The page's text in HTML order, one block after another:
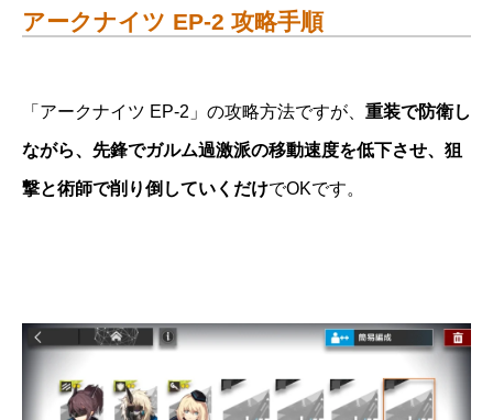
アークナイツ EP-2 攻略手順
「アークナイツ EP-2」の攻略方法ですが、 重装で防衛し
ながら、先鋒でガルム過激派の移動速度を低下させ、狙
撃と術師で削り倒していくだけでOKです。